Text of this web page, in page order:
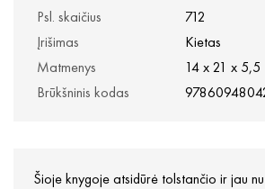
Psl. skaičius
712
Įrišimas
Kietas
Matmenys
14 x 21 x 5,5
Brūkšninis kodas
Šioje knygoje atsidūrė tolstančio ir jau